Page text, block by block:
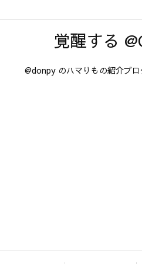
覚醒する
@donpy のハマりもの紹介ブ